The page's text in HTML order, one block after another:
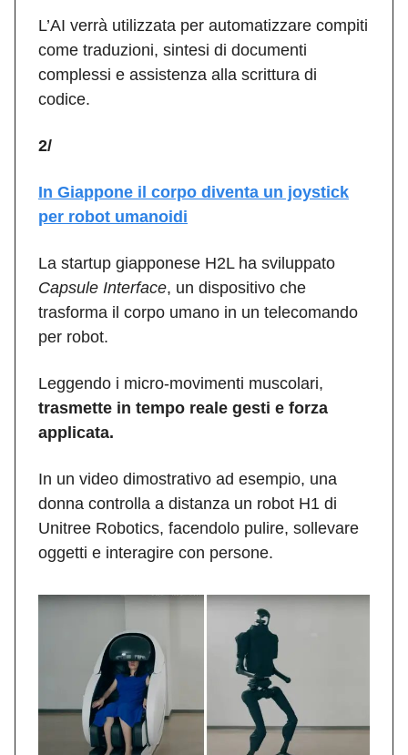
L’AI verrà utilizzata per automatizzare compiti
come traduzioni, sintesi di documenti
complessi e assistenza alla scrittura di
codice.
2/
In Giappone il corpo diventa un joystick
per robot umanoidi
La startup giapponese H2L ha sviluppato
Capsule Interface, un dispositivo che
trasforma il corpo umano in un telecomando
per robot.
Leggendo i micro-movimenti muscolari,
trasmette in tempo reale gesti e forza
applicata.
In un video dimostrativo ad esempio, una
donna controlla a distanza un robot H1 di
Unitree Robotics, facendolo pulire, sollevare
oggetti e interagire con persone.